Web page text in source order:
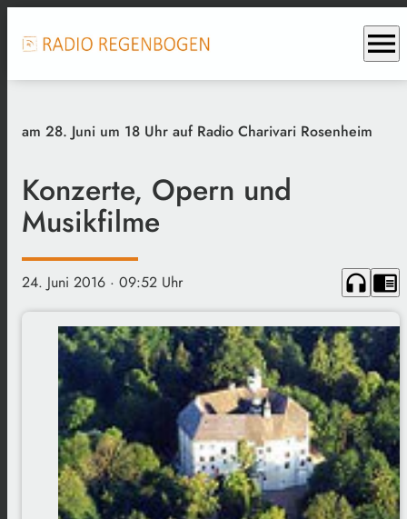
menu
am 28. Juni um 18 Uhr auf Radio Charivari Rosenheim
Konzerte, Opern und
Musikfilme
24. Juni 2016 · 09:52 Uhr headphones chrome_reader_mode